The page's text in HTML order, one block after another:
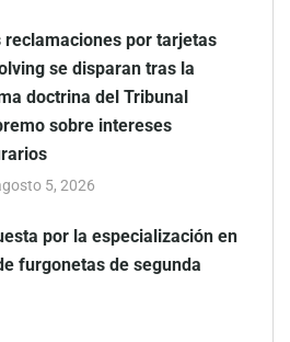
reclamaciones por tarjetas
se disparan tras la
doctrina del Tribunal
sobre intereses
5, 2026
por la especialización en
furgonetas de segunda